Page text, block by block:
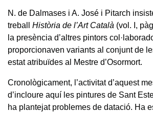
N. de Dalmases i A. José i Pitarch
treball Història de l’Art Català (vol. I,
la presència d’altres pintors
proporcionaven variants al conjunt de
estat atribuïdes al Mestre d’Osormort.
Cronològicament, l’activitat d’aquest
d’incloure aquí les pintures de Sant
ha plantejat problemes de datació. Ha